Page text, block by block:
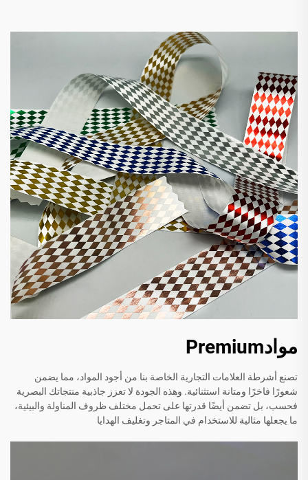
موادPremium
تصنع أشرطة العلامات التجارية الخاصة بنا من أجود المواد، مما يضمن
شعورًا فاخرًا ومتانة استثنائية. وهذه الجودة لا تعزز جاذبية منتجاتك البصرية
فحسب، بل تضمن أيضًا قدرتها على تحمل مختلف ظروف المناولة والبيئية،
ما يجعلها مثالية للاستخدام في المتاجر وتغليف الهدايا